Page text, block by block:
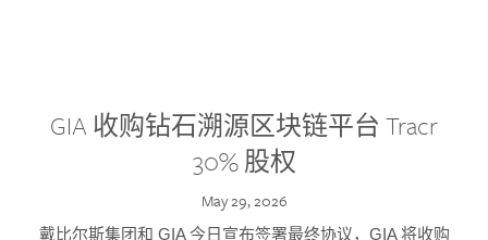
GIA 收购钻石溯源区块链平台 Tracr
30% 股权
May 29, 2026
戴比尔斯集团和 GIA 今日宣布签署最终协议，GIA 将收购